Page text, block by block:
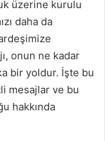
üzerine kurulu
daha da
onun ne kadar
bir yoldur. İşte bu
mesajlar ve bu
hakkında